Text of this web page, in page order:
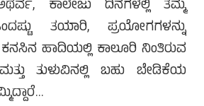
ಕಾಲೇಜು ದಿನಗಳಲ್ಲಿ ತಮ್ಮ
ತಯಾರಿ, ಪ್ರಯೋಗಗಳನ್ನು
ಹಾದಿಯಲ್ಲಿ ಕಾಲೂರಿ ನಿಂತಿರುವ
ತುಳುವಿನಲ್ಲಿ ಬಹು ಬೇಡಿಕೆಯ